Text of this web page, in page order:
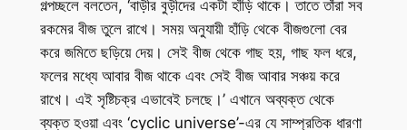
গল্পচ্ছলে বলতেন, ‘বাড়ীর বুড়ীদের একটা হাঁড়ি থাকে। তাতে তাঁরা সব
রকমের বীজ তুলে রাখে। সময় অনুযায়ী হাঁড়ি থেকে বীজগুলো বের
করে জমিতে ছড়িয়ে দেয়। সেই বীজ থেকে গাছ হয়, গাছ ফল ধরে,
ফলের মধ্যে আবার বীজ থাকে এবং সেই বীজ আবার সঞ্চয় করে
রাখে। এই সৃষ্টিচক্র এভাবেই চলছে।’ এখানে অব্যক্ত থেকে
ব্যক্ত হওয়া এবং ‘cyclic universe’-এর যে সাম্প্রতিক ধারণা